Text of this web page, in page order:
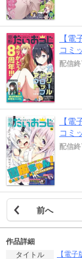
【
コミ
配信終
【
コミ
配信終
前へ
作品詳細
タイトル
【電